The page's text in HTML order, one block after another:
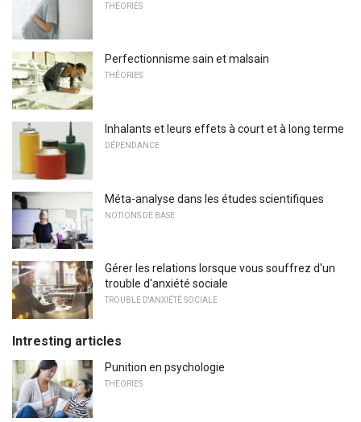
THÉORIES
Perfectionnisme sain et malsain
THÉORIES
Inhalants et leurs effets à court et à long terme
DÉPENDANCE
Méta-analyse dans les études scientifiques
NOTIONS DE BASE
Gérer les relations lorsque vous souffrez d'un
trouble d'anxiété sociale
TROUBLE D'ANXIÉTÉ SOCIALE
Intresting articles
Punition en psychologie
THÉORIES